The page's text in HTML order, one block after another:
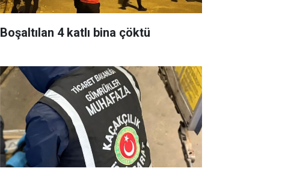
Boşaltılan 4 katlı bina çöktü